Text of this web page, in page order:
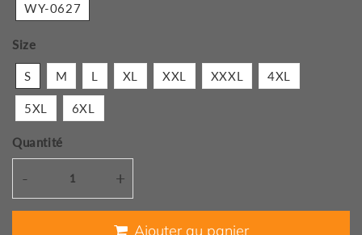
WY-0627
Size
S M L XL XXL XXXL 4XL
5XL 6XL
Quantité
- +
Ajouter au panier